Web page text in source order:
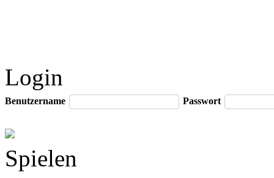
Login
Benutzername Passwort
Spielen